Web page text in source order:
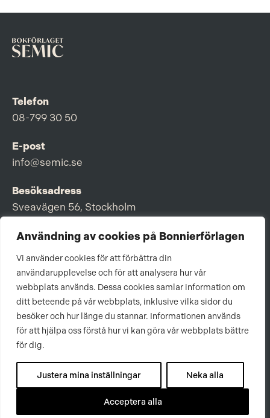
Användning av cookies på Bonnierförlagen
Vi använder cookies för att förbättra din
användarupplevelse och för att analysera hur vår
webbplats används. Dessa cookies samlar information om
ditt beteende på vår webbplats, inklusive vilka sidor du
besöker och hur länge du stannar. Informationen används
för att hjälpa oss förstå hur vi kan göra vår webbplats bättre
för dig.
Justera mina inställningar Neka alla
Acceptera alla
Telefon
08-799 30 50
E-post
info@semic.se
Besöksadress
Sveavägen 56, Stockholm
Postadress
Om Bonnierförlagen
Cookies
Integritetspolicy